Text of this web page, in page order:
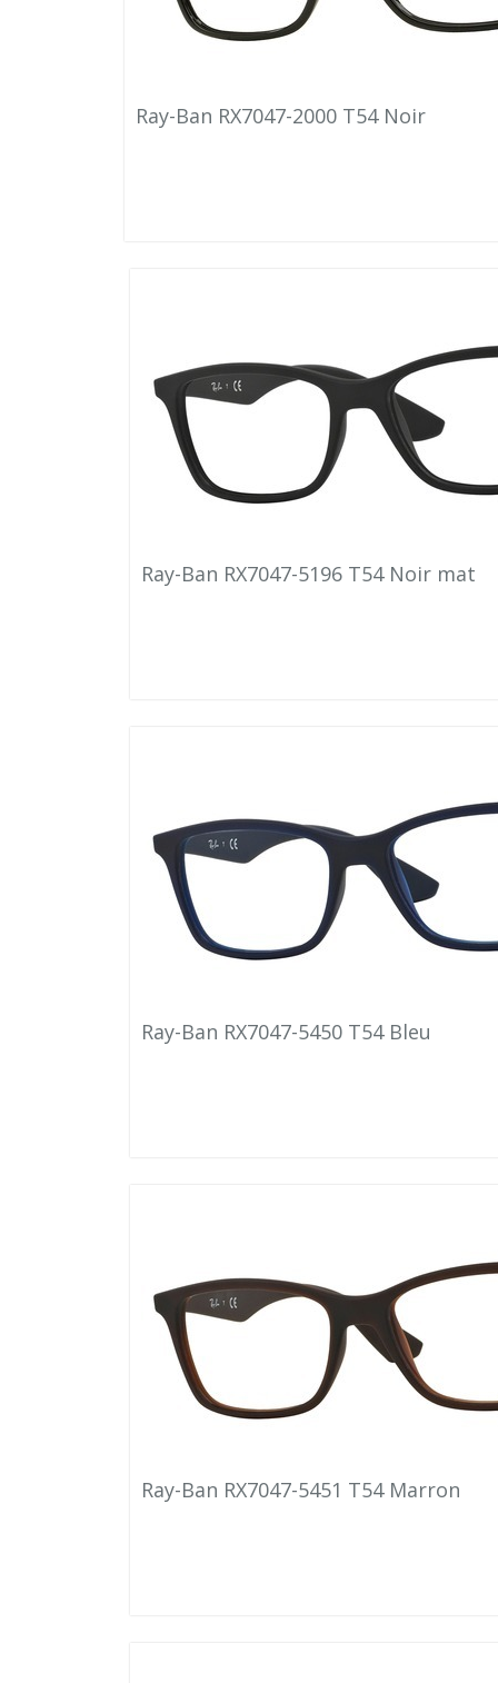
Ray-Ban RX7047-2000 T54 Noir
Ray-Ban RX7047-5196 T54 Noir mat
Ray-Ban RX7047-5450 T54 Bleu
Ray-Ban RX7047-5451 T54 Marron